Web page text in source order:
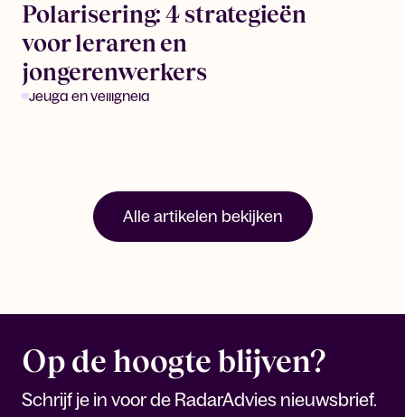
Polarisering: 4 strategieën
voor leraren en
jongerenwerkers
Jeugd en veiligheid
Alle artikelen bekijken
Op de hoogte blijven?
Schrijf je in voor de RadarAdvies nieuwsbrief.